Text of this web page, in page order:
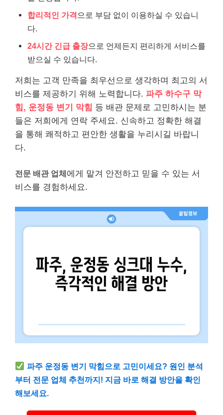
합리적인 가격 으로 부담 없이 이용하실 수 있습니
다.
24시간 긴급 출장으로 언제든지 편리하게 서비스를
받으실 수 있습니다.
저희는 고객 만족을 최우선으로 생각하며 최고의 서
비스를 제공하기 위해 노력합니다. 파주 하수구 막
힘, 운정동 변기 막힘 등 배관 문제로 고민하시는 분
들은 저희에게 연락 주세요. 신속하고 정확한 해결
을 통해 쾌적하고 편안한 생활을 누리시길 바랍니
다.
전문 배관 업체에게 맡겨 안전하고 믿을 수 있는 서
비스를 경험하세요.
파주 운정동 변기 막힘으로 고민이세요? 원인 분석
부터 전문 업체 추천까지! 지금 바로 해결 방안을 확인
해보세요.